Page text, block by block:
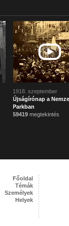
1918. szeptember
Újságírónap a
Parkban
59419 megtekintés
Főoldal
Témák
Személyek
Helyek